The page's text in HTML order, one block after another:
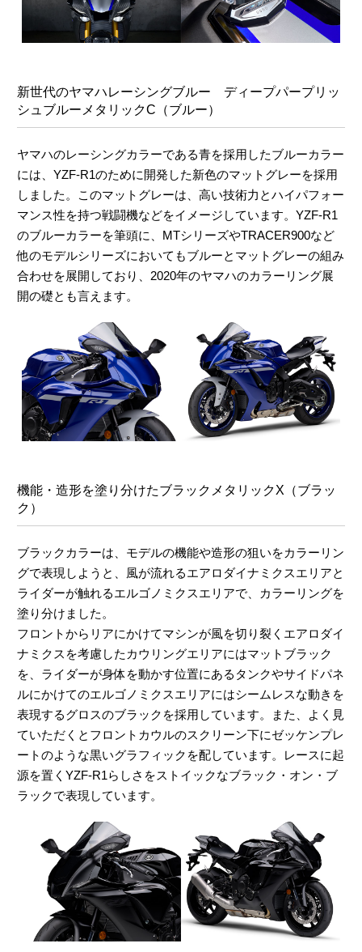
新世代のヤマハレーシングブルー ディープパープリッ
シュブルーメタリックC（ブルー）
ヤマハのレーシングカラーである青を採用したブルーカラー
には、YZF-R1のために開発した新色のマットグレーを採用
しました。このマットグレーは、高い技術力とハイパフォー
マンス性を持つ戦闘機などをイメージしています。YZF-R1
のブルーカラーを筆頭に、MTシリーズやTRACER900など
他のモデルシリーズにおいてもブルーとマットグレーの組み
合わせを展開しており、2020年のヤマハのカラーリング展
開の礎とも言えます。
機能・造形を塗り分けたブラックメタリックX（ブラッ
ク）
ブラックカラーは、モデルの機能や造形の狙いをカラーリン
グで表現しようと、風が流れるエアロダイナミクスエリアと
ライダーが触れるエルゴノミクスエリアで、カラーリングを
塗り分けました。
フロントからリアにかけてマシンが風を切り裂くエアロダイ
ナミクスを考慮したカウリングエリアにはマットブラック
を、ライダーが身体を動かす位置にあるタンクやサイドパネ
ルにかけてのエルゴノミクスエリアにはシームレスな動きを
表現するグロスのブラックを採用しています。また、よく見
ていただくとフロントカウルのスクリーン下にゼッケンプレ
ートのような黒いグラフィックを配しています。レースに起
源を置くYZF-R1らしさをストイックなブラック・オン・ブ
ラックで表現しています。